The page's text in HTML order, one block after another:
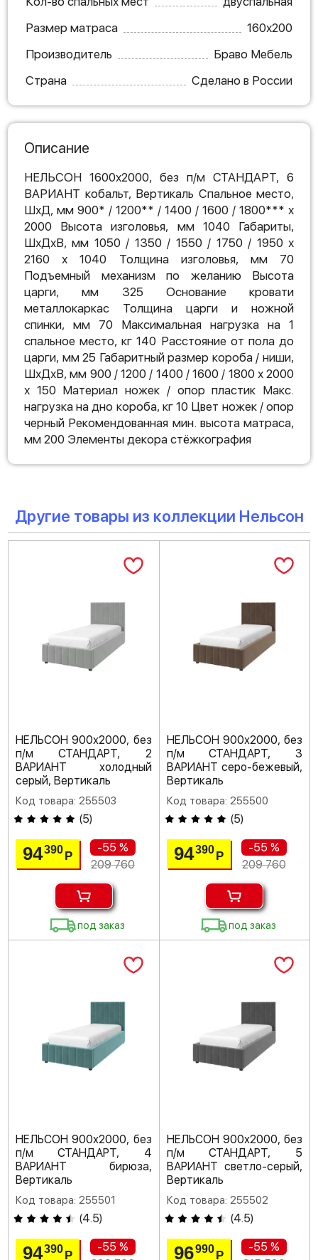
Размер матраса
160х200
Производитель
Браво Мебель
Страна
Сделано в России
Описание
НЕЛЬСОН 1600х2000, без п/м СТАНДАРТ, 6
ВАРИАНТ кобальт, Вертикаль Спальное место,
ШхД, мм 900* / 1200** / 1400 / 1600 / 1800*** х
2000 Высота изголовья, мм 1040 Габариты,
ШхДхВ, мм 1050 / 1350 / 1550 / 1750 / 1950 х
2160 х 1040 Толщина изголовья, мм 70
Подъемный механизм по желанию Высота
царги, мм 325 Основание кровати
металлокаркас Толщина царги и ножной
спинки, мм 70 Максимальная нагрузка на 1
спальное место, кг 140 Расстояние от пола до
царги, мм 25 Габаритный размер короба / ниши,
ШхДхВ, мм 900 / 1200 / 1400 / 1600 / 1800 х 2000
х 150 Материал ножек / опор пластик Макс.
нагрузка на дно короба, кг 10 Цвет ножек / опор
черный Рекомендованная мин. высота матраса,
мм 200 Элементы декора стёжкография
Другие товары из коллекции Нельсон
НЕЛЬСОН 900х2000, без
п/м СТАНДАРТ, 2
ВАРИАНТ холодный
серый, Вертикаль
Код товара: 255503
(5)
94390Р
-55 %
209 760
под заказ
НЕЛЬСОН 900х2000, без
п/м СТАНДАРТ, 3
ВАРИАНТ серо-бежевый,
Вертикаль
Код товара: 255500
(5)
94390 Р
-55 %
209 760
под заказ
НЕЛЬСОН 900х2000, без
п/м СТАНДАРТ, 4
ВАРИАНТ бирюза,
Вертикаль
Код товара: 255501
(4.5)
94390Р
-55 %
НЕЛЬСОН 900х2000, без
п/м СТАНДАРТ, 5
ВАРИАНТ светло-серый,
Вертикаль
Код товара: 255502
(4.5)
96990 Р
-55 %